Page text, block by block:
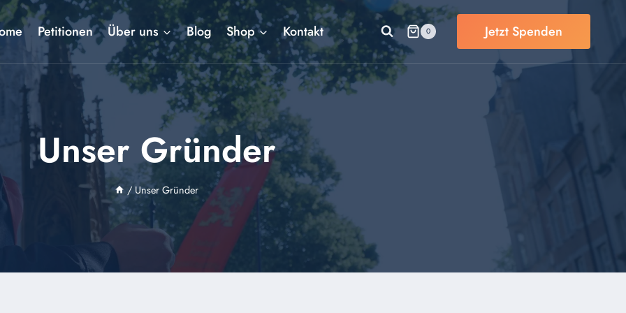
Petitionen Über uns Blog Shop Kontakt 0 Jetzt Spenden
Unser Gründer
/ Unser Gründer